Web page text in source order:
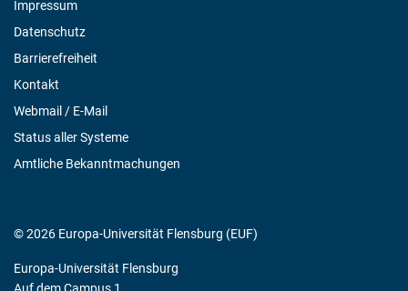
Impressum
Datenschutz
Barrierefreiheit
Kontakt
Webmail / E-Mail
Status aller Systeme
Amtliche Bekanntmachungen
© 2026 Europa-Universität Flensburg (EUF)
Europa-Universität Flensburg
Auf dem Campus 1